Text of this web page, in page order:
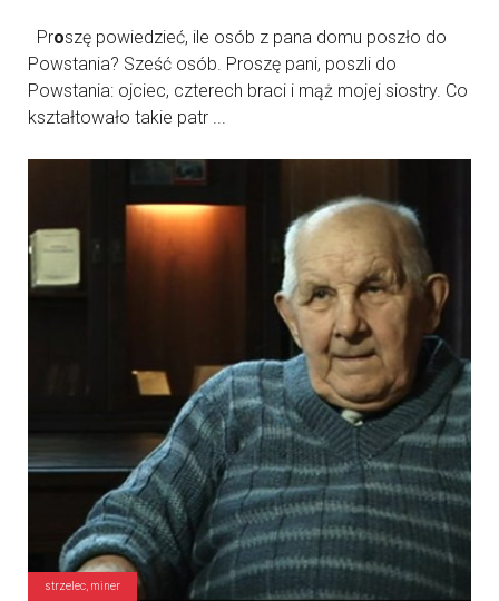
Proszę powiedzieć, ile osób z pana domu poszło do
Powstania? Sześć osób. Proszę pani, poszli do
Powstania: ojciec, czterech braci i mąż mojej siostry. Co
kształtowało takie patr ...
strzelec, miner